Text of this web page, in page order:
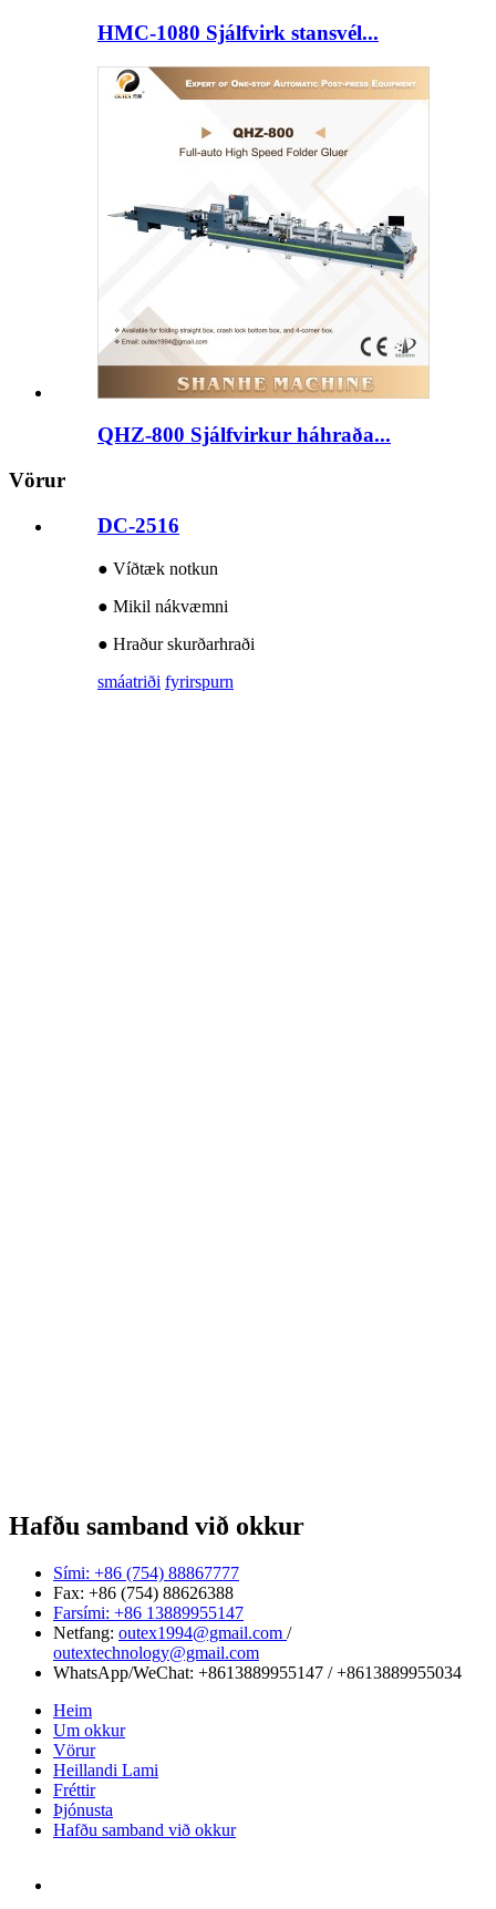
HMC-1080 Sjálfvirk stansvél...
QHZ-800 Sjálfvirkur háhraða...
Vörur
DC-2516
● Víðtæk notkun
● Mikil nákvæmni
● Hraður skurðarhraði
smáatriði fyrirspurn
Hafðu samband við okkur
Sími: +86 (754) 88867777
Fax: +86 (754) 88626388
Farsími: +86 13889955147
Netfang: outex1994@gmail.com /
outextechnology@gmail.com
WhatsApp/WeChat: +8613889955147 / +8613889955034
Heim
Um okkur
Vörur
Heillandi Lami
Fréttir
Þjónusta
Hafðu samband við okkur